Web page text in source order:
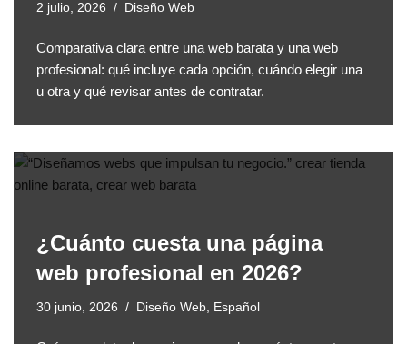
2 julio, 2026 Diseño Web
Comparativa clara entre una web barata y una web
profesional: qué incluye cada opción, cuándo elegir una
u otra y qué revisar antes de contratar.
¿Cuánto cuesta una página
web profesional en 2026?
30 junio, 2026 Diseño Web, Español